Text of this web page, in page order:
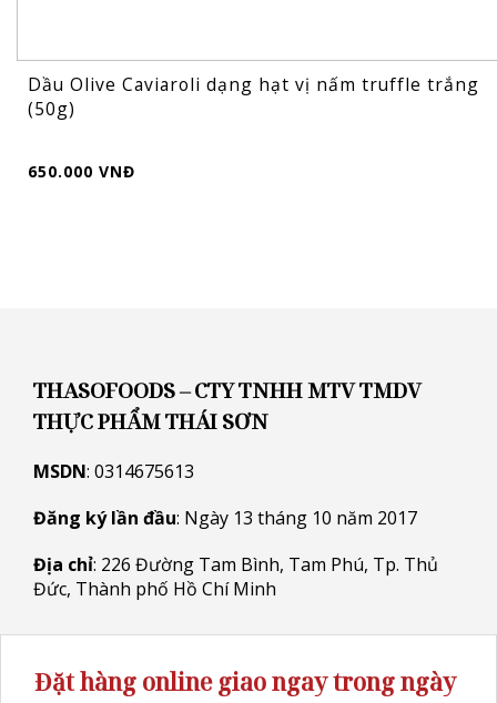
Dầu Olive Caviaroli dạng hạt vị nấm truffle trắng
(50g)
650.000 VNĐ
THASOFOODS – CTY TNHH MTV TMDV
THỰC PHẨM THÁI SƠN
MSDN: 0314675613
Đăng ký lần đầu: Ngày 13 tháng 10 năm 2017
Địa chỉ: 226 Đường Tam Bình, Tam Phú, Tp. Thủ
Đức, Thành phố Hồ Chí Minh
Đặt hàng online giao ngay trong ngày